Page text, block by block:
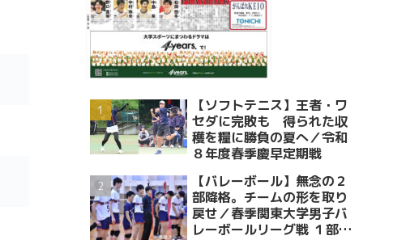
【ソフトテニス】王者・ワ
セダに完敗も 得られた収
穫を糧に勝負の夏へ／令和
８年度春季慶早定期戦
【バレーボール】無念の２
部降格。チームの形を取り
戻せ／春季関東大学男子バ
レーボールリーグ戦 １部・